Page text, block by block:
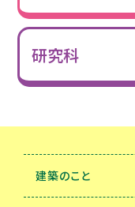
研究科
建築のこと